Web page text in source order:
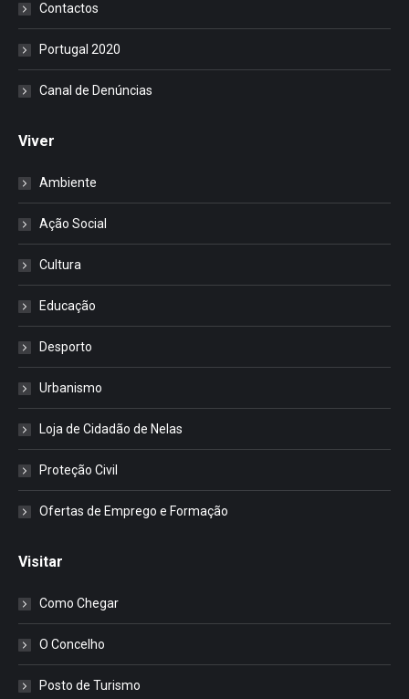
Contactos
Portugal 2020
Canal de Denúncias
Viver
Ambiente
Ação Social
Cultura
Educação
Desporto
Urbanismo
Loja de Cidadão de Nelas
Proteção Civil
Ofertas de Emprego e Formação
Visitar
Como Chegar
O Concelho
Posto de Turismo